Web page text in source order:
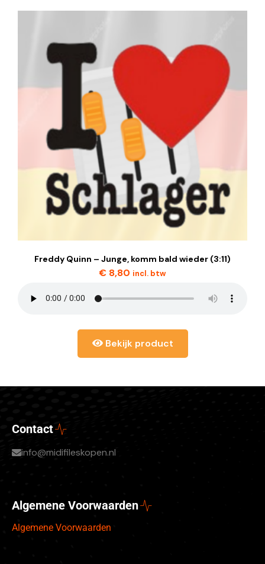
Freddy Quinn – Junge, komm bald wieder (3:11)
€ 8,80 incl. btw
Bekijk product
Contact
info@midifileskopen.nl
Algemene Voorwaarden
Algemene Voorwaarden